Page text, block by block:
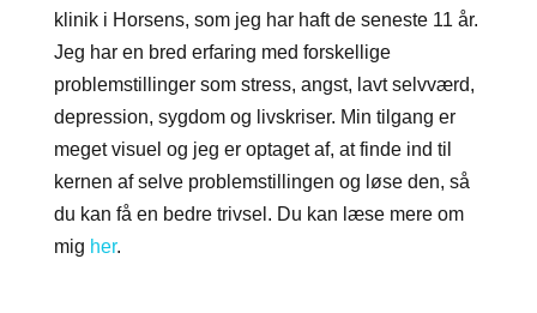
klinik i Horsens, som jeg har haft de seneste 11 år.
Jeg har en bred erfaring med forskellige
problemstillinger som stress, angst, lavt selvværd,
depression, sygdom og livskriser. Min tilgang er
meget visuel og jeg er optaget af, at finde ind til
kernen af selve problemstillingen og løse den, så
du kan få en bedre trivsel. Du kan læse mere om
mig her.